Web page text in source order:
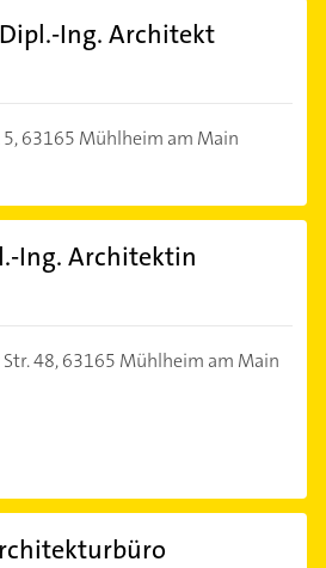
Ing. Architekt
63165 Mühlheim am Main
Ing. Architektin
48,63165 Mühlheim am Main